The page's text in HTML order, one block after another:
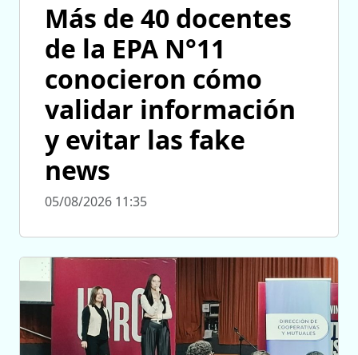
Más de 40 docentes
de la EPA N°11
conocieron cómo
validar información
y evitar las fake
news
05/08/2026 11:35